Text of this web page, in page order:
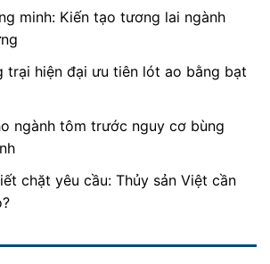
minh: Kiến tạo tương lai ngành
trại hiện đại ưu tiên lót ao bằng bạt
ngành tôm trước nguy cơ bùng
chặt yêu cầu: Thủy sản Việt cần